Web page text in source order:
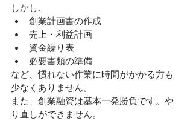
しかし、
創業計画書の作成
売上・利益計画
資金繰り表
必要書類の準備
など、慣れない作業に時間がかかる方も
少なくありません。
また、創業融資は基本一発勝負です。や
り直しができません。